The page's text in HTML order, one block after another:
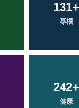
131+
專欄
242+
健康
259+
文教
57+
頭條